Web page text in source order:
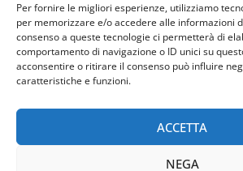
Per fornire le migliori esperienze, utilizziamo
per memorizzare e/o accedere alle informazioni
consenso a queste tecnologie ci permetterà di
comportamento di navigazione o ID unici su
acconsentire o ritirare il consenso può influire
caratteristiche e funzioni.
ACCETTA
NEGA
Firenze - Cantieri
proposte di FdI a